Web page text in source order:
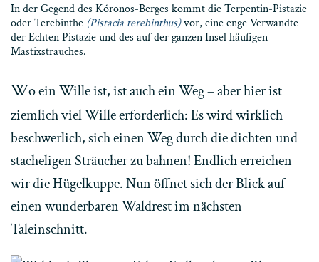
In der Gegend des Kóronos-Berges kommt die Terpentin-Pistazie
oder Terebinthe (Pistacia terebinthus)vor, eine enge Verwandte
der Echten Pistazie und des auf der ganzen Insel häufigen
Mastixstrauches.
Wo ein Wille ist, ist auch ein Weg – aber hier ist
ziemlich viel Wille erforderlich: Es wird wirklich
beschwerlich, sich einen Weg durch die dichten und
stacheligen Sträucher zu bahnen! Endlich erreichen
wir die Hügelkuppe. Nun öffnet sich der Blick auf
einen wunderbaren Waldrest im nächsten
Taleinschnitt.